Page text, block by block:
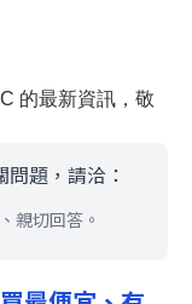
的最新資訊，敬
題，請洽：
親切回答。